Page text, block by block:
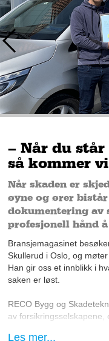
– Når du står
så kommer
Når skaden er
øyne og ører
dokumentering av
profesjonell hånd
Bransjemagasinet
Skullerud i Oslo, og
Han gir oss et innblikk i
saken er løst.
RECO Bygg og
av forsikringsselskapene,
Les mer...